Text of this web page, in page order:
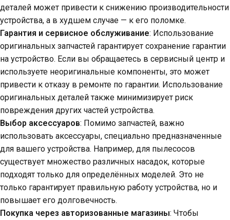
деталей может привести к снижению производительности
устройства, а в худшем случае — к его поломке.
Гарантия и сервисное обслуживание: Использование
оригинальных запчастей гарантирует сохранение гарантии
на устройство. Если вы обращаетесь в сервисный центр и
используете неоригинальные компоненты, это может
привести к отказу в ремонте по гарантии. Использование
оригинальных деталей также минимизирует риск
повреждения других частей устройства.
Выбор аксессуаров: Помимо запчастей, важно
использовать аксессуары, специально предназначенные
для вашего устройства. Например, для пылесосов
существует множество различных насадок, которые
подходят только для определённых моделей. Это не
только гарантирует правильную работу устройства, но и
повышает его долговечность.
Покупка через авторизованные магазины: Чтобы